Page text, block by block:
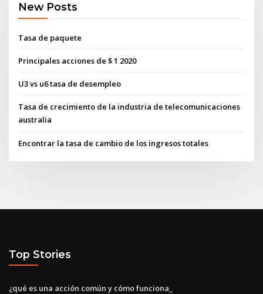
New Posts
Tasa de paquete
Principales acciones de $ 1 2020
U3 vs u6 tasa de desempleo
Tasa de crecimiento de la industria de telecomunicaciones
australia
Encontrar la tasa de cambio de los ingresos totales
Top Stories
¿qué es una acción común y cómo funciona_